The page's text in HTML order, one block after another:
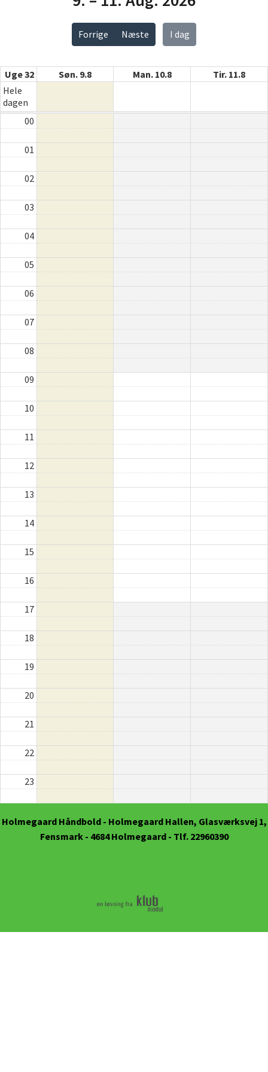
Forrige Næste I dag
Uge 32 Søn. 9.8 Man. 10.8
Tir. 11.8
Hele
dagen
00
01
02
03
04
05
06
07
08
09
10
11
12
13
14
15
16
17
18
19
20
21
22
23
Holmegaard Håndbold- Holmegaard Hallen, Glasværksvej 1,
Fensmark - 4684 Holmegaard - Tlf. 22960390